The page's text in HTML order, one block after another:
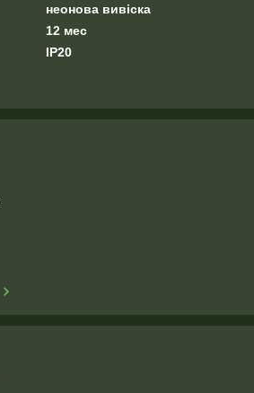
неонова вивіска
12 мес
IP20